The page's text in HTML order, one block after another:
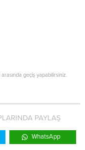
geçiş yapabilirsiniz.
PAYLAŞ
WhatsApp